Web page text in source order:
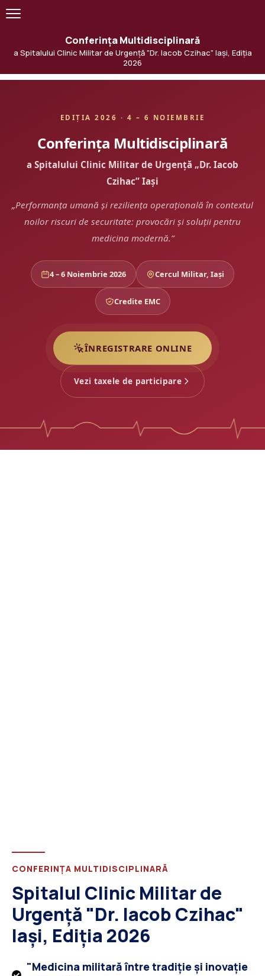
Conferința Multidisciplinară
a Spitalului Clinic Militar de Urgență "Dr. Iacob Czihac" Iași, Ediția
2026
EDIȚIA 2026 · 4 – 6 NOIEMBRIE
Conferința Multidisciplinară
a Spitalului Clinic Militar de Urgență „Dr. Iacob
Czihac” Iași
„Performanța umană și reziliența operațională în contextul
noilor riscuri de securitate: provocări și soluții pentru
medicina modernă.”
4 – 6 Noiembrie 2026 Cercul Militar, Iași
Credite EMC
ÎNREGISTRARE ONLINE
Vezi taxele de participare
CONFERINȚA MULTIDISCIPLINARĂ
Spitalul Clinic Militar de
Urgență "Dr. Iacob Czihac"
Iași, Ediția 2026
"Medicina militară între tradiție și inovație